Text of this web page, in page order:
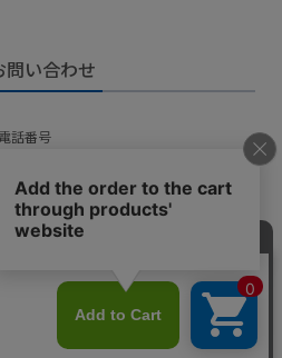
問い合わせ
電話番号
949-2451
営業時間
00～19：00
ームからお問い合わせ